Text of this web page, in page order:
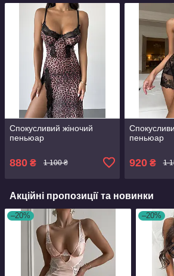
Спокусливий жіночий
пеньюар
880 ₴ 1 100 ₴
пеньюар
920₴ 1
Акційні пропозиції та новинки
–20% –20%